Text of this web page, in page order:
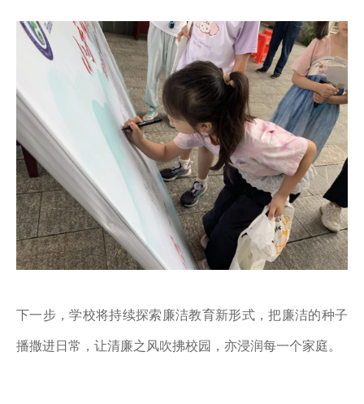
下一步，学校将持续探索廉洁教育新形式，把廉洁的种子
播撒进日常，让清廉之风吹拂校园，亦浸润每一个家庭。